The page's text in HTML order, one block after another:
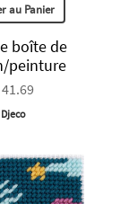
au Panier
boîte de
peinture
Djeco